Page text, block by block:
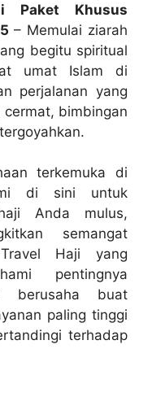
Paket Khusus
– Memulai ziarah
begitu spiritual
umat Islam di
perjalanan yang
bimbingan
terkemuka di
di sini untuk
Anda mulus,
semangat
Haji yang
pentingnya
berusaha buat
paling tinggi
terhadap